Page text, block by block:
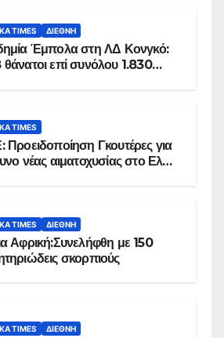
TIMES ΔΙΕΘΝΉ
Έμπολα στη ΛΔ Κονγκό:
επί συνόλου 1.830
TIMES
Γκουτέρες για
νέας αιματοχυσίας στο Ελ
TIMES ΔΙΕΘΝΉ
Αφρική:Συνελήφθη με 150
σκορπιούς
TIMES ΔΙΕΘΝΉ